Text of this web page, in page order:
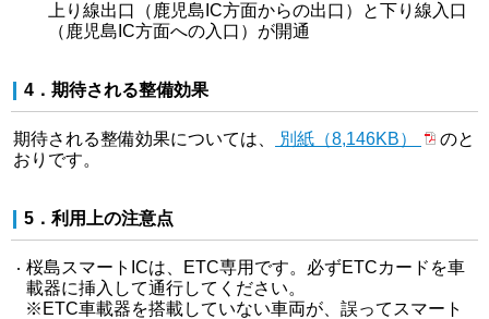
上り線出口（鹿児島IC方面からの出口）と下り線入口
（鹿児島IC方面への入口）が開通
4．期待される整備効果
期待される整備効果については、 別紙（8,146KB）
のと
おりです。
5．利用上の注意点
桜島スマートICは、ETC専用です。必ずETCカードを車
載器に挿入して通行してください。
※ETC車載器を搭載していない車両が、誤ってスマート